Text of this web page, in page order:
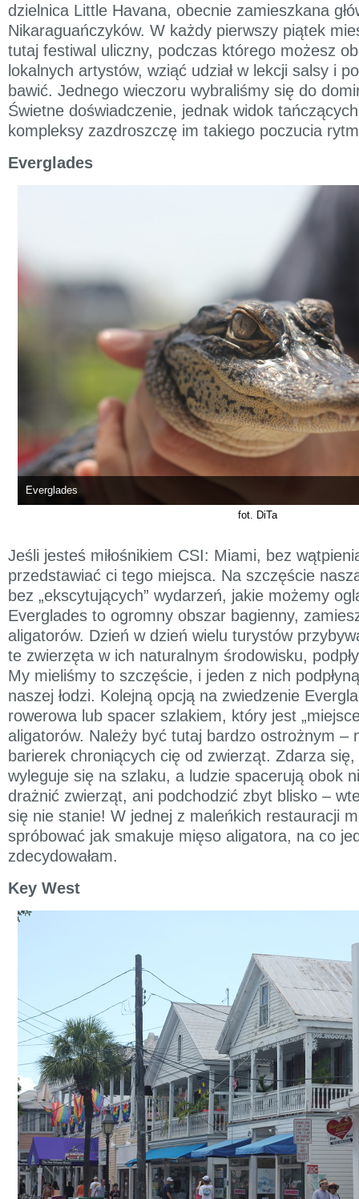
dzielnica Little Havana, obecnie zamieszkana
Nikaraguańczyków. W każdy pierwszy piątek
tutaj festiwal uliczny, podczas którego możesz
lokalnych artystów, wziąć udział w lekcji salsy i
bawić. Jednego wieczoru wybraliśmy się do
Świetne doświadczenie, jednak widok
kompleksy zazdroszczę im takiego poczucia
Everglades
Everglades
fot. DiTa
Jeśli jesteś miłośnikiem CSI: Miami, bez
przedstawiać ci tego miejsca. Na szczęście
bez „ekscytujących” wydarzeń, jakie możemy
Everglades to ogromny obszar bagienny,
aligatorów. Dzień w dzień wielu turystów
te zwierzęta w ich naturalnym środowisku,
My mieliśmy to szczęście, i jeden z nich
naszej łodzi. Kolejną opcją na zwiedzenie
rowerowa lub spacer szlakiem, który jest
aligatorów. Należy być tutaj bardzo ostrożnym –
barierek chroniących cię od zwierząt. Zdarza
wyleguje się na szlaku, a ludzie spacerują obok
drażnić zwierząt, ani podchodzić zbyt blisko –
się nie stanie! W jednej z maleńkich restauracji
spróbować jak smakuje mięso aligatora, na co
zdecydowałam.
Key West